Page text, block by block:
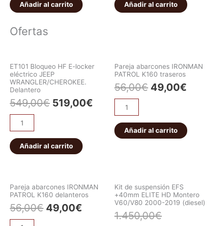
Añadir al carrito Añadir al carrito
Ofertas
ET101 Bloqueo HF E-locker
eléctrico JEEP
WRANGLER/CHEROKEE.
Delantero
549,00€ 519,00€
Añadir al carrito
Pareja abarcones IRONMAN
PATROL K160 traseros
56,00€ 49,00€
Añadir al carrito
Pareja abarcones IRONMAN
PATROL K160 delanteros
56,00€ 49,00€
Kit de suspensión EFS
+40mm ELITE HD Montero
V60/V80 2000-2019 (diesel)
1.450,00€